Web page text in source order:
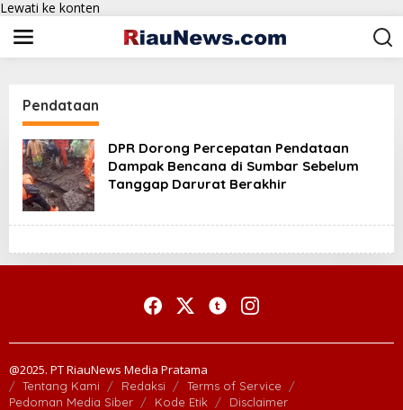
Lewati ke konten
Pendataan
DPR Dorong Percepatan Pendataan
Dampak Bencana di Sumbar Sebelum
Tanggap Darurat Berakhir
@2025. PT RiauNews Media Pratama
Tentang Kami Redaksi
Terms of Service
Pedoman Media Siber
Kode Etik Disclaimer